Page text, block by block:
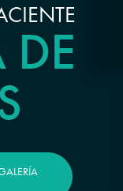
DE